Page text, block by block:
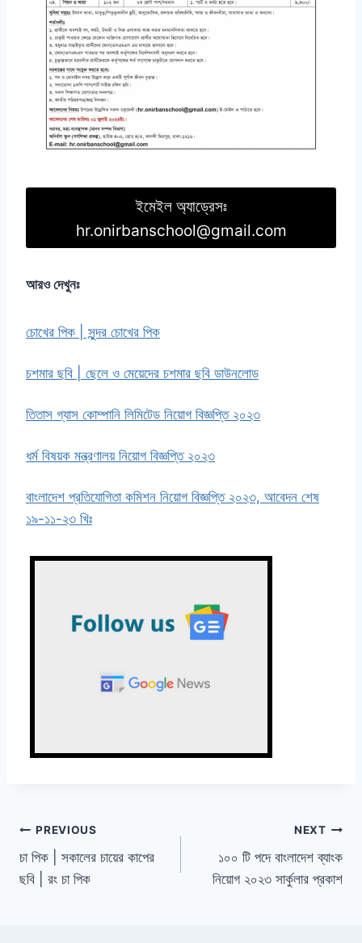
ইমেইল অ্যাড্রেসঃ
hr.onirbanschool@gmail.com
আরও দেখুনঃ
চোখের পিক | সুন্দর চোখের পিক
চশমার ছবি | ছেলে ও মেয়েদের চশমার ছবি ডাউনলোড
তিতাস গ্যাস কোম্পানি লিমিটেড নিয়োগ বিজ্ঞপ্তি ২০২৩
ধর্ম বিষয়ক মন্ত্রণালয় নিয়োগ বিজ্ঞপ্তি ২০২৩
বাংলাদেশ প্রতিযোগিতা কমিশন নিয়োগ বিজ্ঞপ্তি ২০২৩, আবেদন শেষ
১৯-১১-২৩ খিঃ
Post
navigation
PREVIOUS
চা পিক | সকালের চায়ের কাপের
ছবি | রং চা পিক
NEXT
১০০ টি পদে বাংলাদেশ ব্যাংক
নিয়োগ ২০২৩ সার্কুলার প্রকাশ